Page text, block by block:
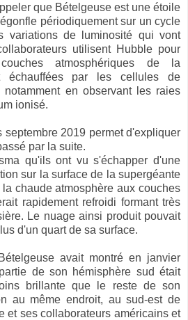
que Bételgeuse est une étoile
périodiquement sur un cycle
variations de luminosité qui vont
utilisent Hubble pour
atmosphériques de la
échauffées par les cellules de
notamment en observant les raies
ionisé.
septembre 2019 permet d'expliquer
par la suite.
qu'ils ont vu s'échapper d'une
sur la surface de la supergéante
chaude atmosphère aux couches
rapidement refroidi formant très
Le nuage ainsi produit pouvait
d'un quart de sa surface.
avait montré en janvier
de son hémisphère sud était
brillante que le reste de son
au même endroit, au sud-est de
et ses collaborateurs américains et